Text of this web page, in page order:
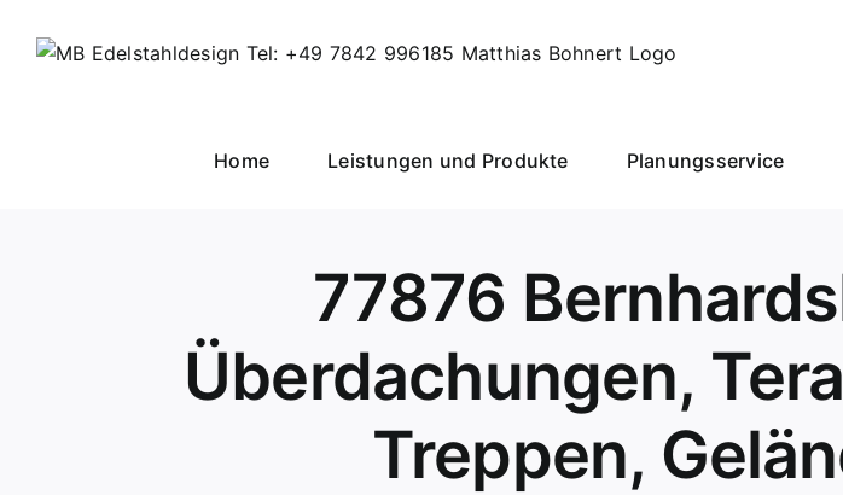
Home Leistungen und Produkte Planungsservice
77876
Überdachungen,
Treppen,